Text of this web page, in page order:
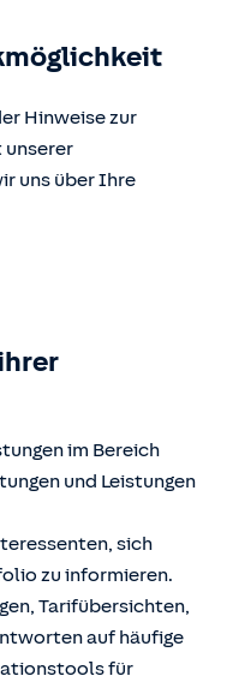
Hinweise zur
unserer
uns über Ihre
im Bereich
und Leistungen
sich
zu informieren.
Tarifübersichten,
auf häufige
für